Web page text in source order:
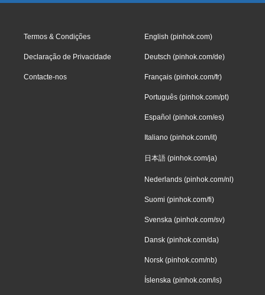
Termos & Condições
Declaração de Privacidade
Contacte-nos
English (pinhok.com)
Deutsch (pinhok.com/de)
Français (pinhok.com/fr)
Português (pinhok.com/pt)
Español (pinhok.com/es)
Italiano (pinhok.com/it)
日本語 (pinhok.com/ja)
Nederlands (pinhok.com/nl)
Suomi (pinhok.com/fi)
Svenska (pinhok.com/sv)
Dansk (pinhok.com/da)
Norsk (pinhok.com/nb)
Íslenska (pinhok.com/is)